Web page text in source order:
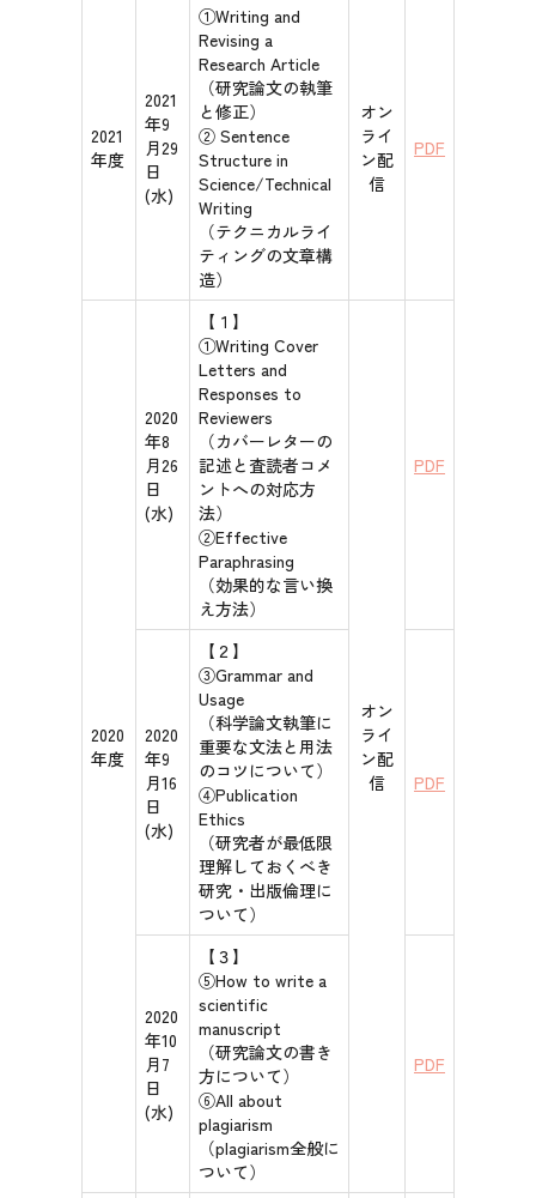
2021
年度
2021
年9
月29
日
(水)
①Writing and
Revising a
Research Article
（研究論文の執筆
と修正）
② Sentence
Structure in
Science/Technical
Writing
（テクニカルライ
ティングの文章構
造）
オン
ライ
ン配
信
PDF
2020
年度
2020
年8
月26
日
(水)
【１】
①Writing Cover
Letters and
Responses to
Reviewers
（カバーレターの
記述と査読者コメ
ントへの対応方
法）
②Effective
Paraphrasing
（効果的な言い換
え方法）
オン
ライ
ン配
信
PDF
2020
年9
月16
日
(水)
【２】
③Grammar and
Usage
（科学論文執筆に
重要な文法と用法
のコツについて）
④Publication
Ethics
（研究者が最低限
理解しておくべき
研究・出版倫理に
ついて）
PDF
2020
年10
月7
日
(水)
【３】
⑤How to write a
scientific
manuscript
（研究論文の書き
方について）
⑥All about
plagiarism
（plagiarism全般に
ついて）
PDF